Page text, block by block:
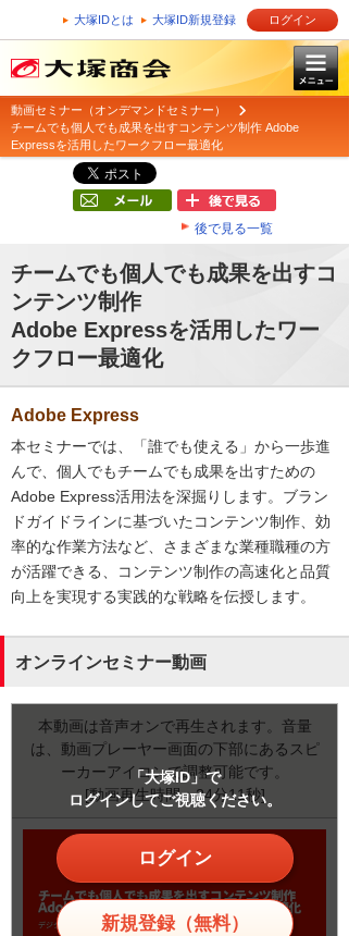
大塚IDとは 大塚ID新規登録 ログイン
動画セミナー（オンデマンドセミナー）
チームでも個人でも成果を出すコンテンツ制作 Adobe
Expressを活用したワークフロー最適化
後で見る一覧
チームでも個人でも成果を出すコ
ンテンツ制作
Adobe Expressを活用したワー
クフロー最適化
Adobe Express
本セミナーでは、「誰でも使える」から一歩進
んで、個人でもチームでも成果を出すための
Adobe Express活用法を深掘りします。ブラン
ドガイドラインに基づいたコンテンツ制作、効
率的な作業方法など、さまざまな業種職種の方
が活躍できる、コンテンツ制作の高速化と品質
向上を実現する実践的な戦略を伝授します。
オンラインセミナー動画
本動画は音声オンで再生されます。音量
は、動画プレーヤー画面の下部にあるスピ
ーカーアイコンで調整可能です。
[動画再生時間：24分11秒]
「大塚ID」で
ログインしてご視聴ください。
ログイン
新規登録（無料）